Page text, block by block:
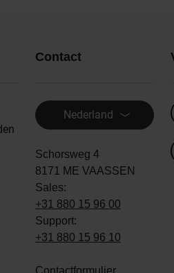
Contact
Nederland
Schorsweg 4
8171 ME VAASSEN
Sales:
+31 880 15 96 00
Support:
+31 880 15 96 10
Contactformulier